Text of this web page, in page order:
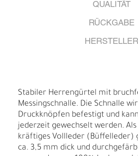
QUALITÄT
RÜCKGABE
HERSTELLER
Stabiler Herrengürtel mit
Messingschnalle. Die Schnalle
Druckknöpfen befestigt und
jederzeit gewechselt werden.
kräftiges Vollleder (Büffelleder)
ca. 3,5 mm dick und